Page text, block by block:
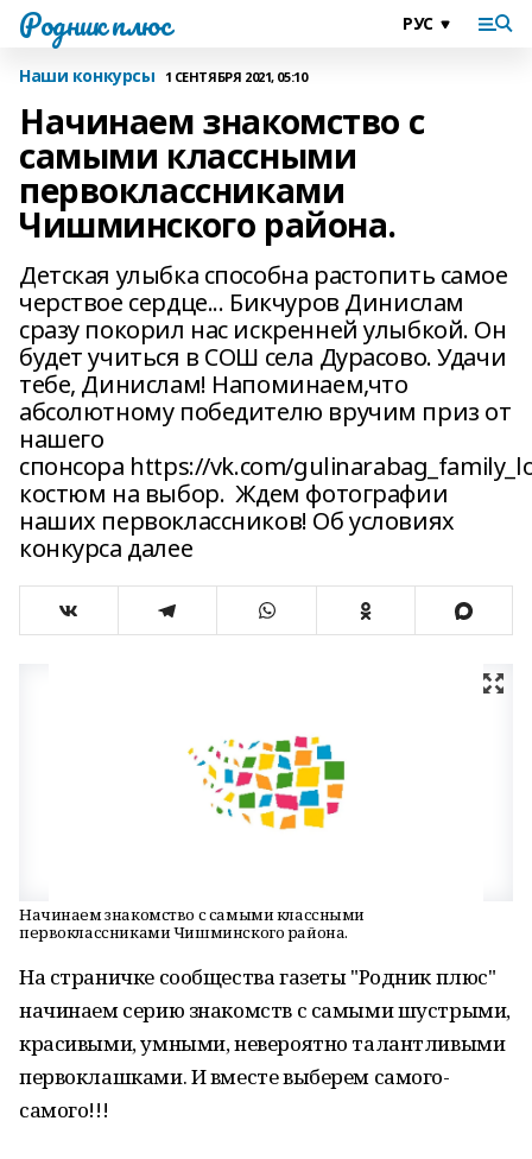
Родник плюс
Наши конкурсы 1 СЕНТЯБРЯ 2021, 05:10
Начинаем знакомство с
самыми классными
первоклассниками
Чишминского района.
Детская улыбка способна растопить самое
черствое сердце... Бикчуров Динислам
сразу покорил нас искренней улыбкой. Он
будет учиться в СОШ села Дурасово. Удачи
тебе, Динислам! Напоминаем,что
абсолютному победителю вручим приз от
нашего
спонсора https://vk.com/
костюм на выбор. Ждем фотографии
наших первоклассников! Об условиях
конкурса далее
Начинаем знакомство с самыми классными
первоклассниками Чишминского района.
На страничке сообщества газеты "Родник плюс"
начинаем серию знакомств с самыми шустрыми,
красивыми, умными, невероятно талантливыми
первоклашками. И вместе выберем самого-
самого!!!